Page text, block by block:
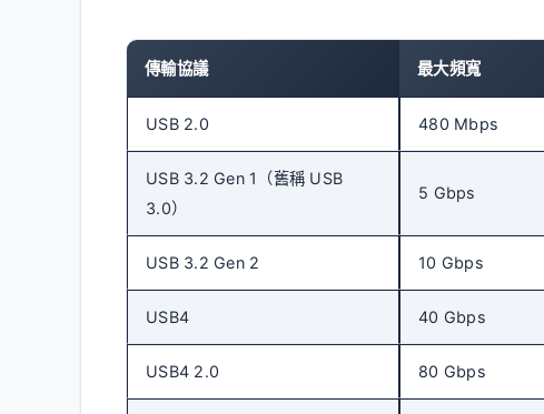
傳輸協議 最大頻寬
USB 2.0 480 Mbps
USB 3.2 Gen 1（舊稱 USB
3.0）
5 Gbps
USB 3.2 Gen 2 10 Gbps
USB4 40 Gbps
USB4 2.0 80 Gbps